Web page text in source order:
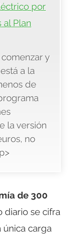
por
al Plan
y
a la
de
la versión
no
de 300
diario se cifra
única carga